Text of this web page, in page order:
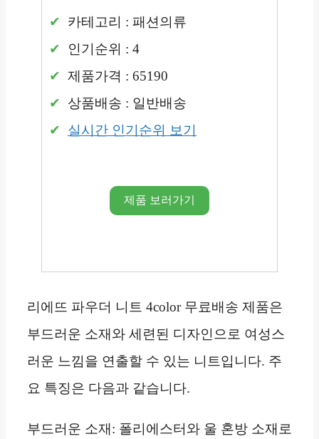
카테고리 : 패션의류
인기순위 : 4
제품가격 : 65190
상품배송 : 일반배송
실시간 인기순위 보기
제품 보러가기
리에뜨 파우더 니트 4color 무료배송 제품은
부드러운 소재와 세련된 디자인으로 여성스
러운 느낌을 연출할 수 있는 니트입니다. 주
요 특징은 다음과 같습니다.
부드러운 소재: 폴리에스터와 울 혼방 소재로